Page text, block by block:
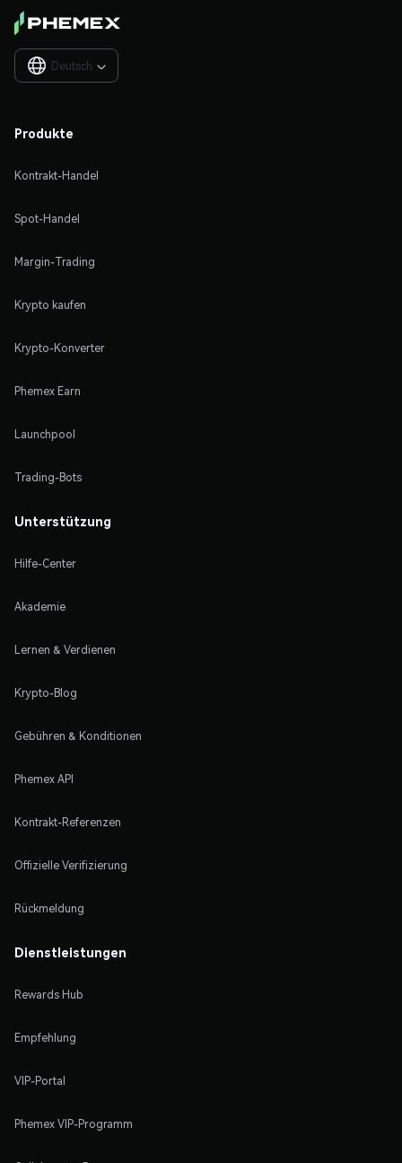
Deutsch 
Produkte
Kontrakt-Handel
Spot-Handel
Margin-Trading
Krypto kaufen
Krypto-Konverter
Phemex Earn
Launchpool
Trading-Bots
Unterstützung
Hilfe-Center
Akademie
Lernen & Verdienen
Krypto-Blog
Gebühren & Konditionen
Phemex API
Kontrakt-Referenzen
Offizielle Verifizierung
Rückmeldung
Dienstleistungen
Rewards Hub
Empfehlung
VIP-Portal
Phemex VIP-Programm